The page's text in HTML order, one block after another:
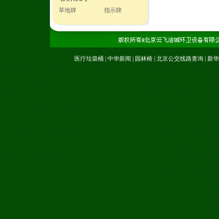
草地牌 指示牌
医疗垃圾桶| 中华新闻 | 园林椅| 北京公交线路查询 新